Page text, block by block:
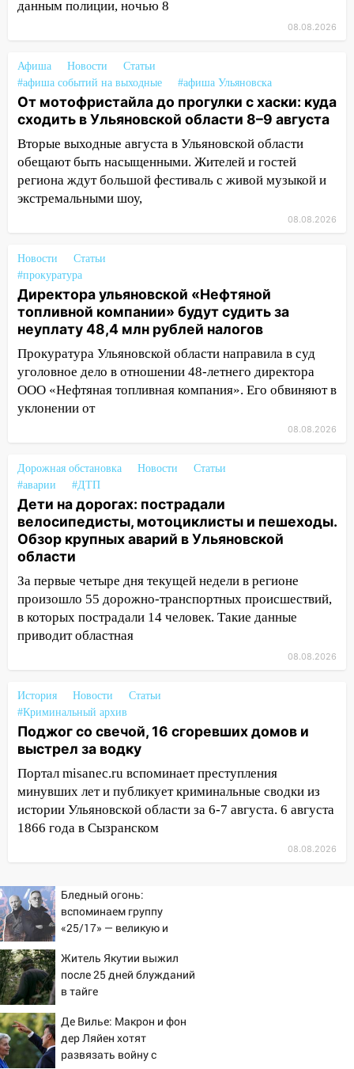
В Заволжском районе дерево
13:08
Ураган ударил по Ульяновску:
сорванные крыши, поваленные деревья,
затопленные улицы и остановившиеся
трамваи
12:17 Ульяновск накрыл крупный град:
после ливня город снова уходит под
воду
Прокуратура взяла на контроль
Федерации
12:01 Пьяная женщина сбила
шестилетнего ребёнка на улице
Федерации: возбуждено уголовное дело
11:16
В Ульяновске ищут 37-летнего
мужчину, пропавшего ещё 19 июля
10:30 От мотофристайла до прогулки с
хаски: куда сходить в Ульяновской
«Нефтяной топливной компании» будут
судить за неуплату 48,4 млн рублей
налогов
09:28 Дети на дорогах: пострадали
велосипедисты, мотоциклисты и
пешеходы. Обзор крупных аварий в
Ульяновской области
08:30 Поджог со свечой, 16 сгоревших
домов и выстрел за водку
06:45 Императорский мост в
Ульяновске останется закрытым до
утра 10 августа
05:18 Судьба готовит сюрприз: гороскоп
на 8 августа — кому повезет с
деньгами, а кого ждет неожиданная
встреча
07.08.2026
20:40
Ульяновские аграрии смогут
купить тракторы с отсрочкой платежа
до декабря
19:34
В следственном управлении
состоялось торжественное
мероприятие, приуроченное к
празднованию Дня сотрудника органов
следствия Российской Федерации
данным полиции, ночью 8
08.08.2026
Афиша Новости
Статьи
#афиша событий на выходные
#афиша Ульяновска
От мотофристайла до прогулки с хаски: куда
сходить в Ульяновской области 8–9 августа
Вторые выходные августа в Ульяновской области
обещают быть насыщенными. Жителей и гостей
региона ждут большой фестиваль с живой музыкой и
экстремальными шоу,
08.08.2026
Новости
Статьи
#прокуратура
Директора ульяновской «Нефтяной
топливной компании» будут судить за
неуплату 48,4 млн рублей налогов
Прокуратура Ульяновской области направила в суд
уголовное дело в отношении 48-летнего директора
ООО «Нефтяная топливная компания». Его обвиняют в
уклонении от
08.08.2026
Дорожная обстановка Новости
Статьи
#аварии
#ДТП
Дети на дорогах: пострадали
велосипедисты, мотоциклисты и пешеходы.
Обзор крупных аварий в Ульяновской
области
За первые четыре дня текущей недели в регионе
произошло 55 дорожно-транспортных происшествий,
в которых пострадали 14 человек. Такие данные
приводит областная
08.08.2026
История Новости
Статьи
#Криминальный архив
Поджог со свечой, 16 сгоревших домов и
выстрел за водку
Портал misanec.ru вспоминает преступления
минувших лет и публикует криминальные сводки из
истории Ульяновской области за 6-7 августа. 6 августа
1866 года в Сызранском
08.08.2026
Бледный огонь:
вспоминаем группу
«25/17» — великую и
Житель Якутии выжил
после 25 дней блужданий
в тайге
Де Вилье: Макрон и фон
дер Ляйен хотят
развязать войну с